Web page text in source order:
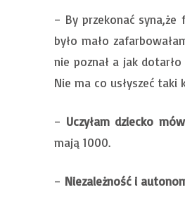
– By przekonać
było mało
nie poznał a jak
Nie ma co usłyszeć
– Uczyłam dziecko
mają 1000.
– Niezależność i